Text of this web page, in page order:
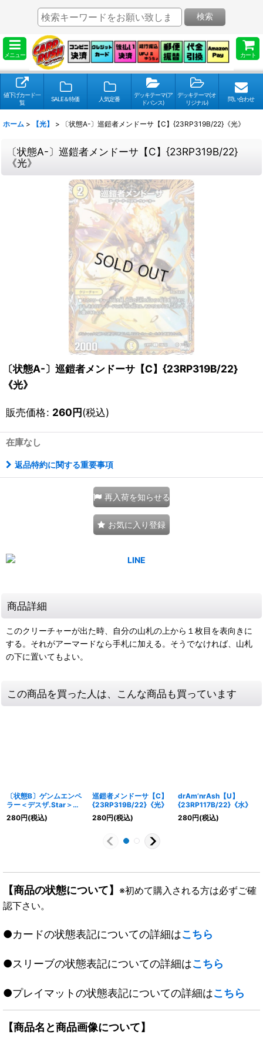
メニュー カート
検索
値下げカード一
覧
SALE＆特価 人気定番
デッキテーマ(ア
ドバンス)
デッキテーマ(オ
リジナル)
問い合わせ
ホーム > 【光】 > 〔状態A-〕巡鎧者メンドーサ【C】{23RP319B/22}《光》
〔状態A-〕巡鎧者メンドーサ【C】{23RP319B/22}
《光》
〔状態A-〕巡鎧者メンドーサ【C】{23RP319B/22}
《光》
販売価格: 260円(税込)
在庫なし
返品特約に関する重要事項
再入荷を知らせる
お気に入り登録
商品詳細
このクリーチャーが出た時、自分の山札の上から１枚目を表向きに
する。それがアーマードなら手札に加える。そうでなければ、山札
の下に置いてもよい。
この商品を買った人は、こんな商品も買っています
〔状態B〕ゲンムエンペ
ラー＜デスザ.Star＞
【SR】{RP176B/20}
《闇》
280円(税込)
巡鎧者メンドーサ【C】
{23RP319B/22}《光》
280円(税込)
drAm’nrAsh【U】
{23RP117B/22}《水》
280円(税込)
【商品の状態について】 ※初めて購入される方は必ずご確
認下さい。
●カードの状態表記についての詳細はこちら
●スリーブの状態表記についての詳細はこちら
●プレイマットの状態表記についての詳細はこちら
【商品名と商品画像について】